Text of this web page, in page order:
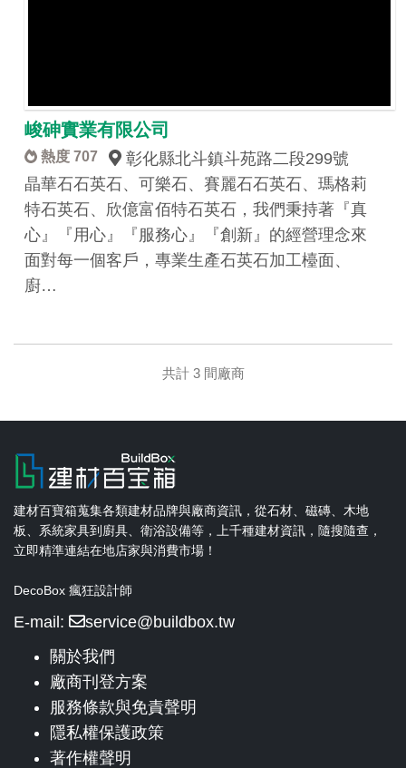
峻砷實業有限公司
熱度 707
彰化縣北斗鎮斗苑路二段299號
晶華石石英石、可樂石、賽麗石石英石、瑪格莉
特石英石、欣億富佰特石英石，我們秉持著『真
心』『用心』『服務心』『創新』的經營理念來
面對每一個客戶，專業生產石英石加工檯面、
廚…
共計 3 間廠商
建材百寶箱蒐集各類建材品牌與廠商資訊，從石材、磁磚、木地
板、系統家具到廚具、衛浴設備等，上千種建材資訊，隨搜隨查，
立即精準連結在地店家與消費市場！
DecoBox 瘋狂設計師
E-mail:
service@buildbox.tw
關於我們
廠商刊登方案
服務條款與免責聲明
隱私權保護政策
著作權聲明